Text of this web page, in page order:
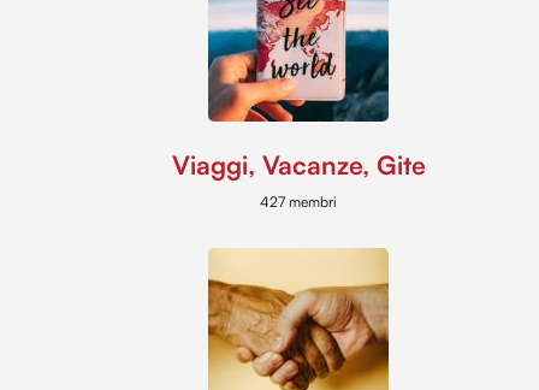
Viaggi, Vacanze, Gite
427 membri